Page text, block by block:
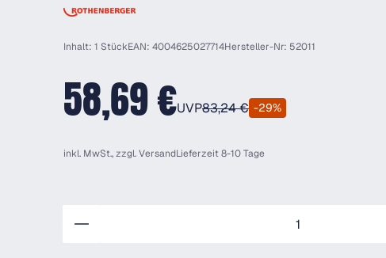
Inhalt: 1 StückEAN: 4004625027714Hersteller-Nr: 52011
58,69 €UVP83,24 € -29%
inkl. MwSt., zzgl.VersandLieferzeit 8-10 Tage